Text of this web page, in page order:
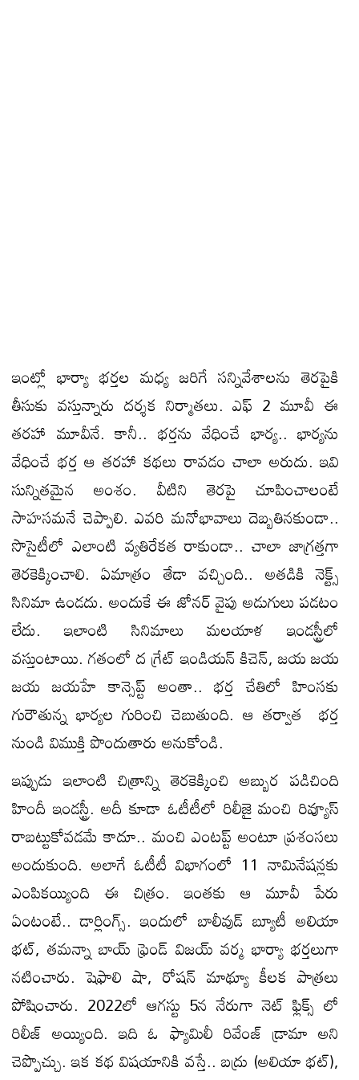
ఇంట్లో భార్యా భర్తల మధ్య జరిగే సన్నివేశాలను తెరపైకి
తీసుకు వస్తున్నారు దర్శక నిర్మాతలు. ఎఫ్ 2 మూవీ ఈ
తరహా మూవీనే. కానీ.. భర్తను వేధించే భార్య.. భార్యను
వేధించే భర్త ఆ తరహా కథలు రావడం చాలా అరుదు. ఇవి
సున్నితమైన అంశం. వీటిని తెరపై చూపించాలంటే
సాహసమనే చెప్పాలి. ఎవరి మనోభావాలు దెబ్బతినకుండా..
సొసైటీలో ఎలాంటి వ్యతిరేకత రాకుండా.. చాలా జాగ్రత్తగా
తెరకెక్కించాలి. ఏమాత్రం తేడా వచ్చింది.. అతడికి నెక్ట్స్
సినిమా ఉండదు. అందుకే ఈ జోనర్ వైపు అడుగులు పడటం
లేదు. ఇలాంటి సినిమాలు మలయాళ ఇండస్ట్రీలో
వస్తుంటాయి. గతంలో ద గ్రేట్ ఇండియన్ కిచెన్, జయ జయ
జయ జయహే కాన్సెప్ట్ అంతా.. భర్త చేతిలో హింసకు
గురౌతున్న భార్యల గురించి చెబుతుంది. ఆ తర్వాత భర్త
నుండి విముక్తి పొందుతారు అనుకోండి.
ఇప్పుడు ఇలాంటి చిత్రాన్ని తెరకెక్కించి అబ్బుర పడిచింది
హిందీ ఇండస్ట్రీ. అదీ కూడా ఓటీటీలో రిలీజై మంచి రివ్యూస్
రాబట్టుకోవడమే కాదూ.. మంచి ఎంటప్ట్ అంటూ ప్రశంసలు
అందుకుంది. అలాగే ఓటీటీ విభాగంలో 11 నామినేషన్లకు
ఎంపికయ్యింది ఈ చిత్రం. ఇంతకు ఆ మూవీ పేరు
ఏంటంటే.. డార్లింగ్స్. ఇందులో బాలీవుడ్ బ్యూటీ అలియా
భట్, తమన్నా బాయ్ ఫ్రెండ్ విజయ్ వర్మ భార్యా భర్తలుగా
నటించారు. షెఫాలి షా, రోషన్ మాథ్యూ కీలక పాత్రలు
పోషించారు. 2022లో ఆగస్టు 5న నేరుగా నెట్ ఫ్లిక్స్ లో
రిలీజ్ అయ్యింది. ఇది ఓ ఫ్యామిలీ రివేంజ్ డ్రామా అని
చెప్పొచ్చు. ఇక కథ విషయానికి వస్తే.. బద్రు (అలియా భట్),